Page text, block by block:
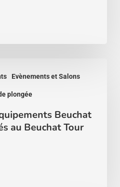
Evènements et Salons
plongée
Beuchat
au Beuchat Tour